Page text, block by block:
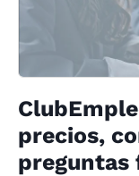
precios,
preguntas